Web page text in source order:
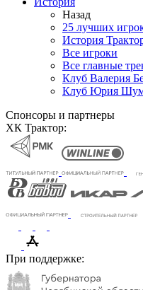
Назад
25 лучших
История
Все игроки
Все главные
Клуб Валерия
Клуб Юрия
Спонсоры и партнеры
ХК Трактор:
При поддержке: